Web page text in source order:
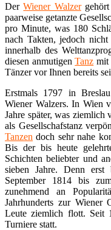
DerWiener Walzergehört
paarweise getanzte
pro Minute, was 180
nach Takten, jedoch nicht
innerhalb des
diesen anmutigenTanz mit
Tänzer vor Ihnen bereits
Erstmals 1797 in
Wiener Walzers. In Wien
Jahre später, was ziemlich
als Gesellschafstanz
Tanzen doch sehr nahe
Bis der bis heute
Schichten beliebter und
sieben Jahre. Denn
September 1814 bis
zunehmend an
Jahrhunderts zur Wiener
Leute ziemlich flott. Seit
Turniere statt.